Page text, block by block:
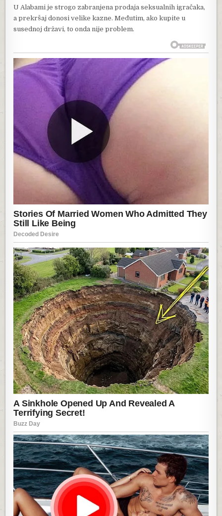
U Alabami je strogo zabranjena prodaja seksualnih igračaka,
a prekršaj donosi velike kazne. Međutim, ako kupite u
susednoj državi, to onda nije problem.